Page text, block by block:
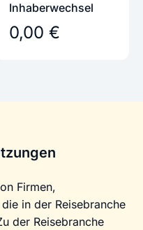
Inhaber­wechsel
0,00 €
Firmen,
in der Reisebranche
der Reisebranche